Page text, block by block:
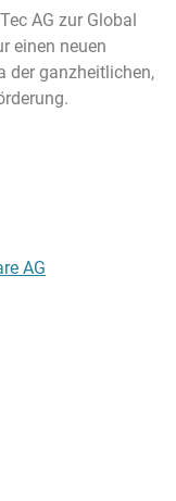
AG zur Global
einen neuen
der ganzheitlichen,
AG